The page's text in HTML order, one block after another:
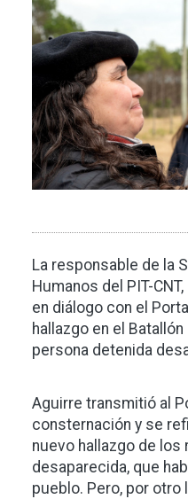
La responsable de la
Humanos del PIT-
en diálogo con el
hallazgo en el
persona detenida
Aguirre transmitió al
consternación y se
nuevo hallazgo de
desaparecida, que
pueblo. Pero, por otro